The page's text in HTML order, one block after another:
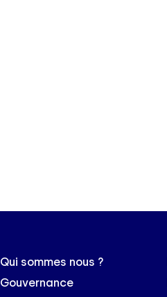
Qui sommes nous ?
Gouvernance